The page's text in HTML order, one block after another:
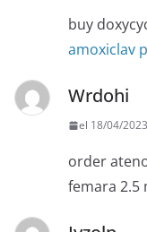
buy
amoxiclav
Wrdohi
el 18/04/
order
femara 2.5